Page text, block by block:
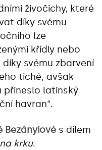
živočichy, které
díky svému
lze
křídly nebo
svému zbarvení
tiché, avšak
přineslo latinský
havran“.
Bezányiové s dílem
krku.